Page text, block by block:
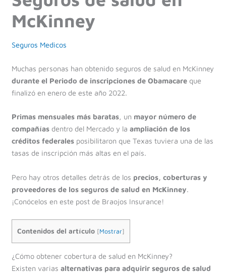
McKinney
Seguros Medicos
Muchas personas han obtenido seguros de salud en McKinney
durante el Periodo de inscripciones de Obamacareque
finalizó en enero de este año 2022.
Primas mensuales más baratas, un mayor número de
compañíasdentro del Mercado y la ampliación de los
créditos federalesposibilitaron que Texas tuviera una de las
tasas de inscripción más altas en el país.
Pero hay otros detalles detrás de los precios, coberturas y
proveedores de los seguros de salud en McKinney.
¡Conócelos en este post de Braojos Insurance!
Contenidos del artículo [Mostrar]
¿Cómo obtener cobertura de salud en McKinney?
Existen varias alternativas para adquirir seguros de salud